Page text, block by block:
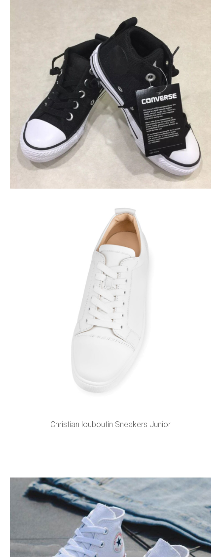
Christian louboutin Sneakers Junior